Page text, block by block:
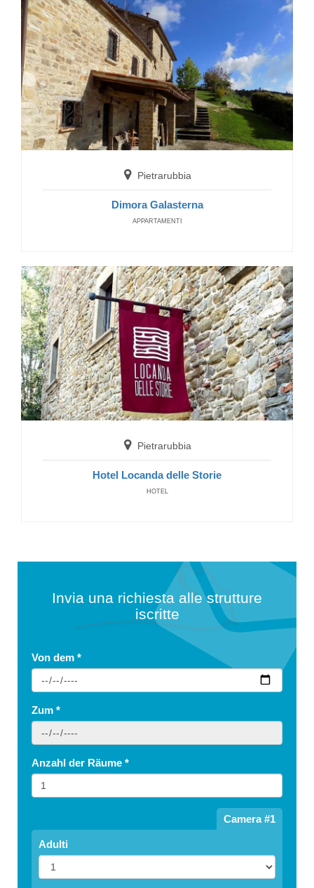
Pietrarubbia
Dimora Galasterna
APPARTAMENTI
Pietrarubbia
Hotel Locanda delle Storie
HOTEL
Invia una richiesta alle strutture
iscritte
Von dem *
Zum *
Anzahl der Räume *
Camera #1
Adulti